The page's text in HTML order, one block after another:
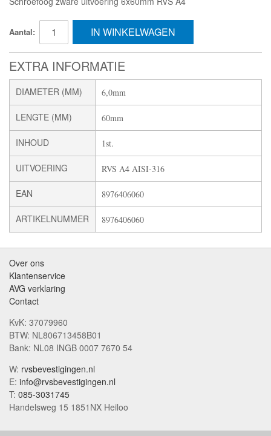
Aantal: IN WINKELWAGEN
EXTRA INFORMATIE
DIAMETER (MM) 6,0mm
LENGTE (MM) 60mm
INHOUD 1st.
UITVOERING RVS A4 AISI-316
EAN 8976406060
ARTIKELNUMMER 8976406060
Over ons
Klantenservice
AVG verklaring
Contact
KvK: 37079960
BTW: NL806713458B01
Bank: NL08 INGB 0007 7670 54
W: rvsbevestigingen.nl
E: info@rvsbevestigingen.nl
T: 085-3031745
Handelsweg 15 1851NX Heiloo